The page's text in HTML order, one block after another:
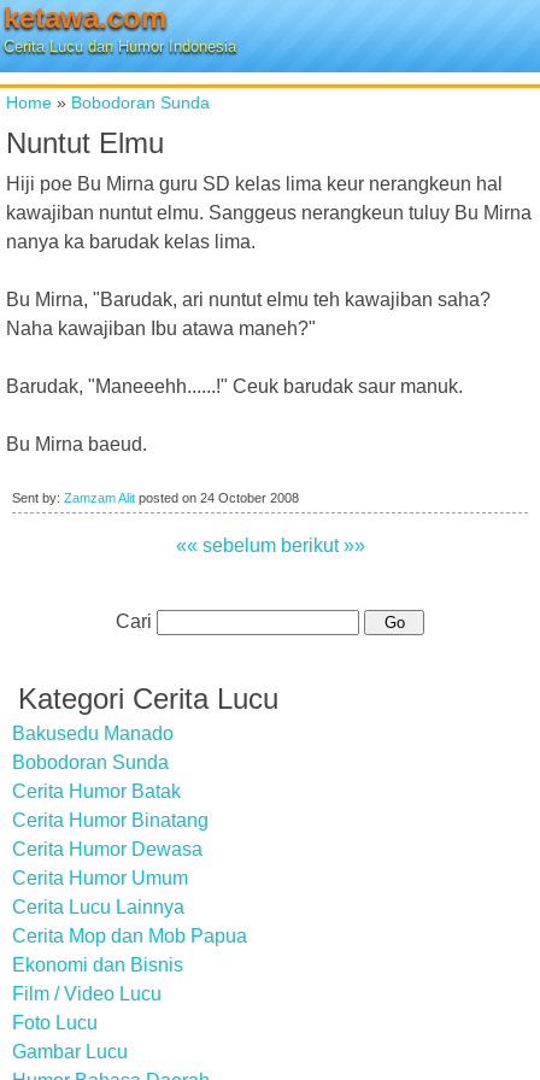
ketawa.com
Cerita Lucu dan Humor Indonesia
Home » Bobodoran Sunda
Nuntut Elmu
Hiji poe Bu Mirna guru SD kelas lima keur nerangkeun hal
kawajiban nuntut elmu. Sanggeus nerangkeun tuluy Bu Mirna
nanya ka barudak kelas lima.
Bu Mirna, "Barudak, ari nuntut elmu teh kawajiban saha?
Naha kawajiban Ibu atawa maneh?"
Barudak, "Maneeehh......!" Ceuk barudak saur manuk.
Bu Mirna baeud.
Sent by: Zamzam Alit posted on 24 October 2008
«« sebelum berikut »»
Cari
Kategori Cerita Lucu
Bakusedu Manado
Bobodoran Sunda
Cerita Humor Batak
Cerita Humor Binatang
Cerita Humor Dewasa
Cerita Humor Umum
Cerita Lucu Lainnya
Cerita Mop dan Mob Papua
Ekonomi dan Bisnis
Film / Video Lucu
Foto Lucu
Gambar Lucu